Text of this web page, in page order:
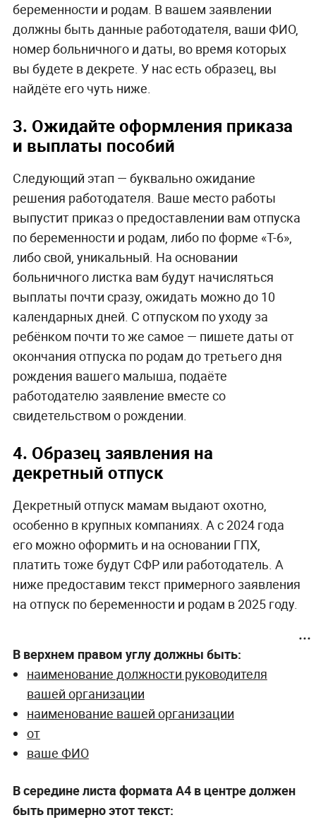
беременности и родам. В вашем заявлении
должны быть данные работодателя, ваши ФИО,
номер больничного и даты, во время которых
вы будете в декрете. У нас есть образец, вы
найдёте его чуть ниже.
3. Ожидайте оформления приказа
и выплаты пособий
Следующий этап — буквально ожидание
решения работодателя. Ваше место работы
выпустит приказ о предоставлении вам отпуска
по беременности и родам, либо по форме «Т-6»,
либо свой, уникальный. На основании
больничного листка вам будут начисляться
выплаты почти сразу, ожидать можно до 10
календарных дней. С отпуском по уходу за
ребёнком почти то же самое — пишете даты от
окончания отпуска по родам до третьего дня
рождения вашего малыша, подаёте
работодателю заявление вместе со
свидетельством о рождении.
4. Образец заявления на
декретный отпуск
Декретный отпуск мамам выдают охотно,
особенно в крупных компаниях. А с 2024 года
его можно оформить и на основании ГПХ,
платить тоже будут СФР или работодатель. А
ниже предоставим текст примерного заявления
на отпуск по беременности и родам в 2025 году.
В верхнем правом углу должны быть:
наименование должности руководителя
вашей организации
наименование вашей организации
от
ваше ФИО
В середине листа формата А4 в центре должен
быть примерно этот текст: